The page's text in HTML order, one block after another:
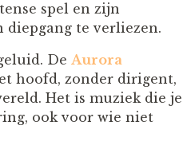
spel en zijn
diepgang te verliezen.
De Aurora
hoofd, zonder dirigent,
Het is muziek die je
ook voor wie niet